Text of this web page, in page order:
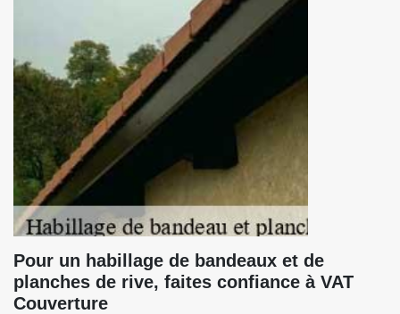
Pour un habillage de bandeaux et de
planches de rive, faites confiance à VAT
Couverture